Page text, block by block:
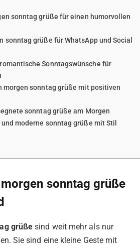
sonntag grüße für einen humorvollen
sonntag grüße für WhatsApp und Social
Sonntagswünsche für
morgen sonntag grüße mit positiven
sonntag grüße am Morgen
moderne sonntag grüße mit Stil
sonntag grüße
grüße sind weit mehr als nur
Sie sind eine kleine Geste mit